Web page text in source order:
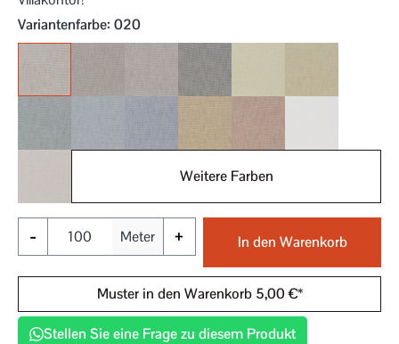
Variantenfarbeauswählen
: 020
023
060
Weitere Farben
- Meter + In den Warenkorb
Muster in den Warenkorb 5,00 €*
Stellen Sie eine Frage zu diesem Produkt